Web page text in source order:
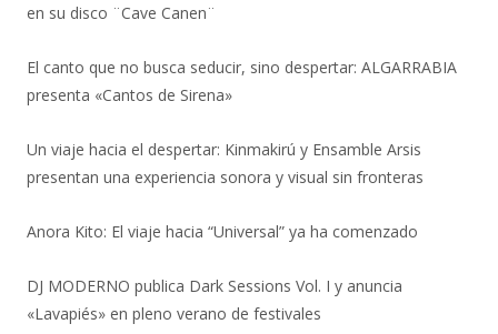
en su disco ¨Cave Canen¨
El canto que no busca seducir, sino despertar: ALGARRABIA
presenta «Cantos de Sirena»
Un viaje hacia el despertar: Kinmakirú y Ensamble Arsis
presentan una experiencia sonora y visual sin fronteras
Anora Kito: El viaje hacia “Universal” ya ha comenzado
DJ MODERNO publica Dark Sessions Vol. I y anuncia
«Lavapiés» en pleno verano de festivales